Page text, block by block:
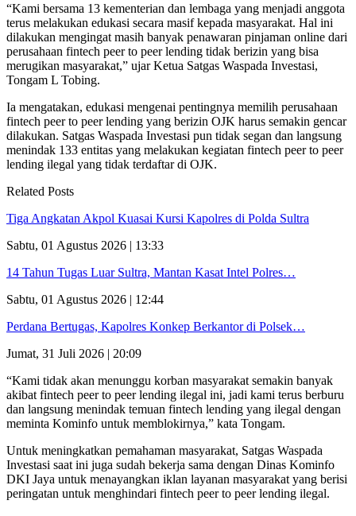
“Kami bersama 13 kementerian dan lembaga yang menjadi anggota
terus melakukan edukasi secara masif kepada masyarakat. Hal ini
dilakukan mengingat masih banyak penawaran pinjaman online dari
perusahaan fintech peer to peer lending tidak berizin yang bisa
merugikan masyarakat,” ujar Ketua Satgas Waspada Investasi,
Tongam L Tobing.
Ia mengatakan, edukasi mengenai pentingnya memilih perusahaan
fintech peer to peer lending yang berizin OJK harus semakin gencar
dilakukan. Satgas Waspada Investasi pun tidak segan dan langsung
menindak 133 entitas yang melakukan kegiatan fintech peer to peer
lending ilegal yang tidak terdaftar di OJK.
Related Posts
Tiga Angkatan Akpol Kuasai Kursi Kapolres di Polda Sultra
Sabtu, 01 Agustus 2026 | 13:33
14 Tahun Tugas Luar Sultra, Mantan Kasat Intel Polres…
Sabtu, 01 Agustus 2026 | 12:44
Perdana Bertugas, Kapolres Konkep Berkantor di Polsek…
Jumat, 31 Juli 2026 | 20:09
“Kami tidak akan menunggu korban masyarakat semakin banyak
akibat fintech peer to peer lending ilegal ini, jadi kami terus berburu
dan langsung menindak temuan fintech lending yang ilegal dengan
meminta Kominfo untuk memblokirnya,” kata Tongam.
Untuk meningkatkan pemahaman masyarakat, Satgas Waspada
Investasi saat ini juga sudah bekerja sama dengan Dinas Kominfo
DKI Jaya untuk menayangkan iklan layanan masyarakat yang berisi
peringatan untuk menghindari fintech peer to peer lending ilegal.